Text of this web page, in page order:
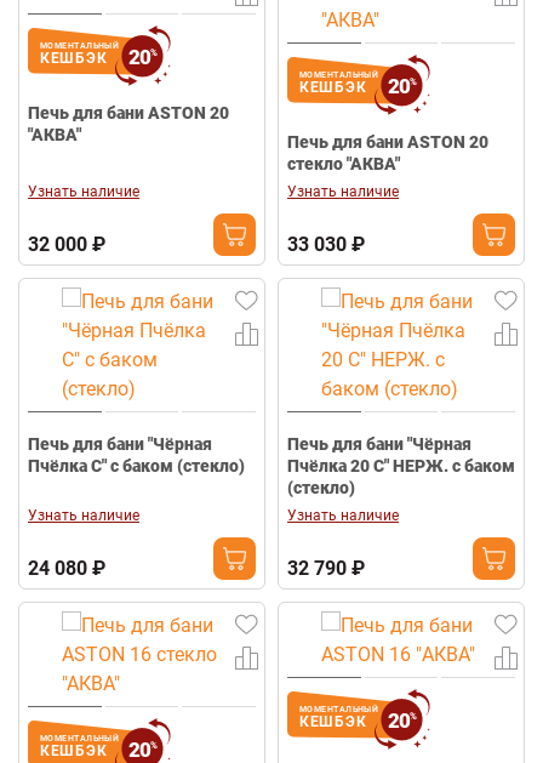
МОМЕНТАЛЬНЫЙ
КЕШБЭК 20%
Печь для бани ASTON 20
"АКВА"
Узнать наличие
32 000 ₽
МОМЕНТАЛЬНЫЙ
КЕШБЭК 20%
Печь для бани ASTON 20
стекло "АКВА"
Узнать наличие
33 030 ₽
Печь для бани "Чёрная
Пчёлка С" с баком (стекло)
Узнать наличие
24 080 ₽
Печь для бани "Чёрная
Пчёлка 20 С" НЕРЖ. с баком
(стекло)
Узнать наличие
32 790 ₽
МОМЕНТАЛЬНЫЙ
КЕШБЭК 20%
МОМЕНТАЛЬНЫЙ
КЕШБЭК 20%